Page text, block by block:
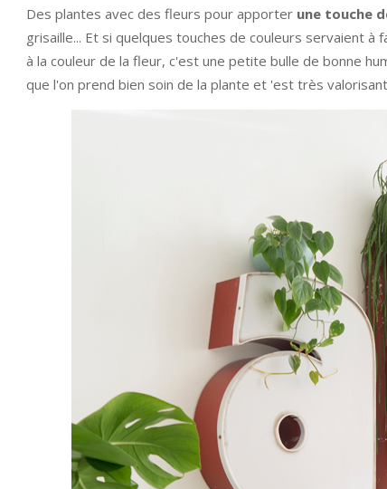
Des plantes avec des fleurs pour apporter une touche
grisaille... Et si quelques touches de couleurs servaient
à la couleur de la fleur, c'est une petite bulle de bonne
que l'on prend bien soin de la plante et 'est très